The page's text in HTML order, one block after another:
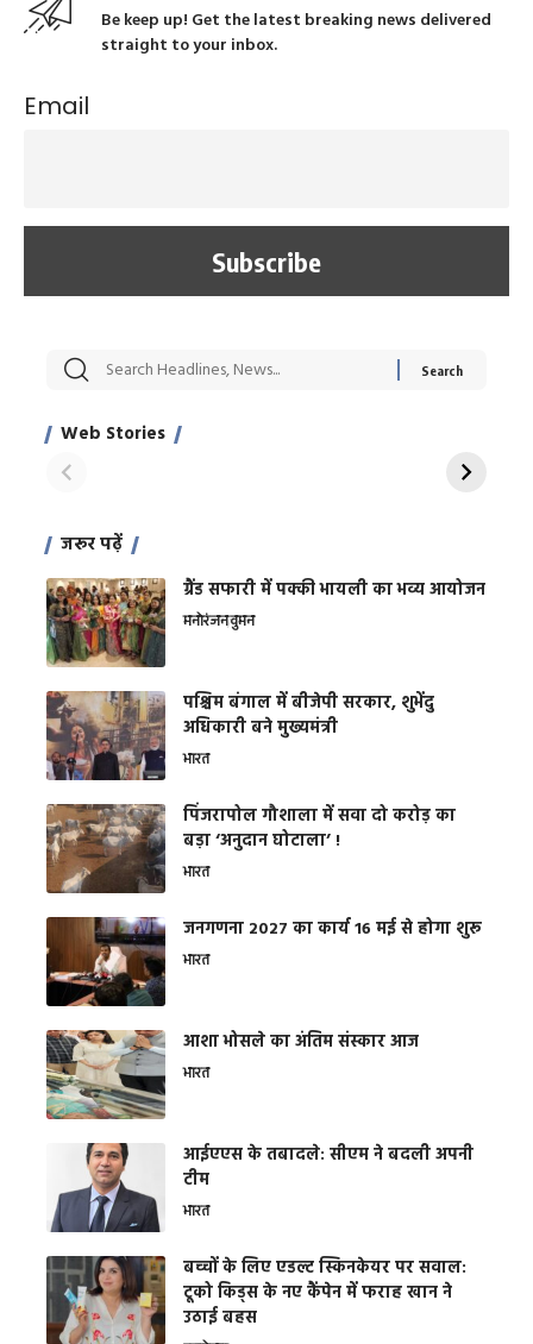
Be keep up! Get the latest breaking news delivered
straight to your inbox.
Email
Web Stories
सट्टेबाजी में अरेस्ट हुए
साहिल खान
रोज एक कच्चे लहसुन
जरूर पढ़ें
ग्रैंड सफारी में पक्की भायली का भव्य आयोजन
मनोरंजनवुमन
पश्चिम बंगाल में बीजेपी सरकार, शुभेंदु
अधिकारी बने मुख्यमंत्री
भारत
​पिंजरापोल गौशाला में सवा दो करोड़ का
बड़ा ‘अनुदान घोटाला’ !
भारत
जनगणना 2027 का कार्य 16 मई से होगा शुरू
भारत
आशा भोसले का अंतिम संस्कार आज
भारत
आईएएस के तबादले: सीएम ने बदली अपनी
टीम
भारत
बच्चों के लिए एडल्ट स्किनकेयर पर सवाल:
टूको किड्स के नए कैंपेन में फराह खान ने
उठाई बहस